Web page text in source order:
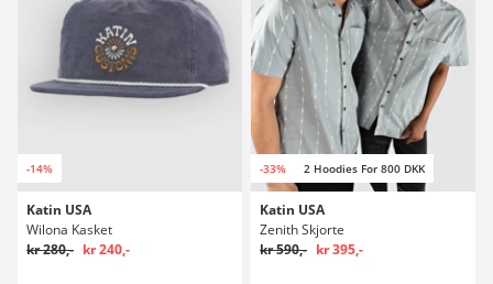
-14%
Katin USA
Wilona Kasket
kr 280,- kr 240,-
-33% 2 Hoodies For 800 DKK
Katin USA
Zenith Skjorte
kr 590,- kr 395,-